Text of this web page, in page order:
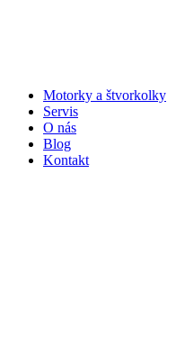
Motorky a štvorkolky
Servis
O nás
Blog
Kontakt